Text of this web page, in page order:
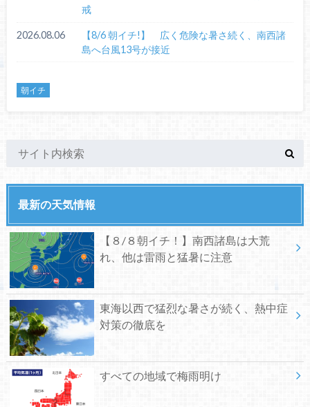
戒
2026.08.06
【8/6 朝イチ!】 広く危険な暑さ続く、南西諸
島へ台風13号が接近
朝イチ
最新の天気情報
【８/８朝イチ！】南西諸島は大荒
れ、他は雷雨と猛暑に注意
東海以西で猛烈な暑さが続く、熱中症
対策の徹底を
すべての地域で梅雨明け